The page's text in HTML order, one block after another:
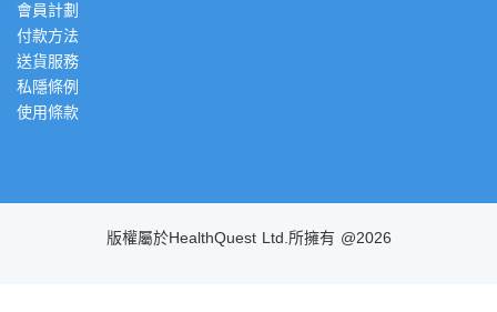
會員計劃
付款方法
送貨服務
私隱條例
使用條款
版權屬於HealthQuest Ltd.所擁有 @2026